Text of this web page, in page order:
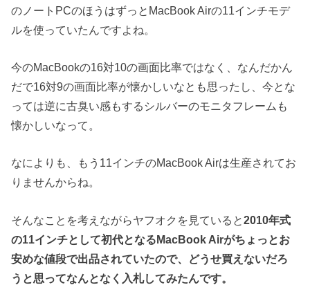
のノートPCのほうはずっとMacBook Airの11インチモデ
ルを使っていたんですよね。
今のMacBookの16対10の画面比率ではなく、なんだかん
だで16対9の画面比率が懐かしいなとも思ったし、今とな
っては逆に古臭い感もするシルバーのモニタフレームも
懐かしいなって。
なによりも、もう11インチのMacBook Airは生産されてお
りませんからね。
そんなことを考えながらヤフオクを見ていると2010年式
の11インチとして初代となるMacBook Airがちょっとお
安めな値段で出品されていたので、どうせ買えないだろ
うと思ってなんとなく入札してみたんです。